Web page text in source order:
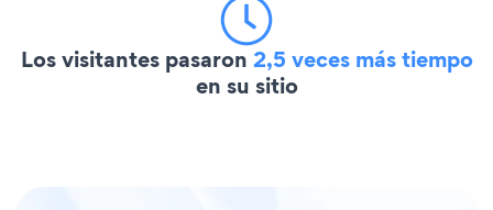
Los visitantes pasaron 2,5 veces más tiempo
en su sitio